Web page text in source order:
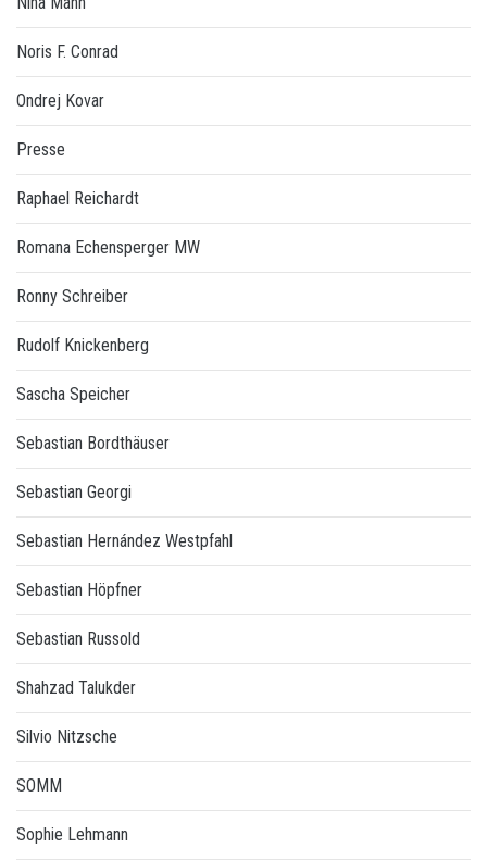
Noris F. Conrad
Ondrej Kovar
Presse
Raphael Reichardt
Romana Echensperger MW
Ronny Schreiber
Rudolf Knickenberg
Sascha Speicher
Sebastian Bordthäuser
Sebastian Georgi
Sebastian Hernández Westpfahl
Sebastian Höpfner
Sebastian Russold
Shahzad Talukder
Silvio Nitzsche
SOMM
Sophie Lehmann